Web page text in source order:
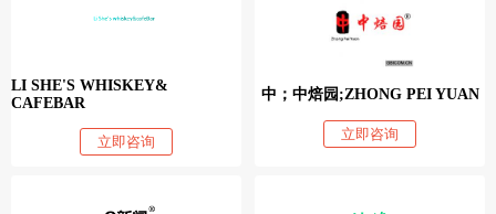
LI SHE'S WHISKEY&
CAFEBAR
立即咨询
中；中焙园;ZHONG PEI YUAN
立即咨询